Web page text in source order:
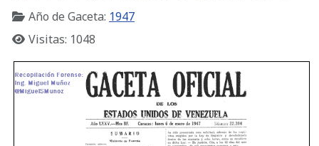
Año de Gaceta: 1947
Visitas: 1048